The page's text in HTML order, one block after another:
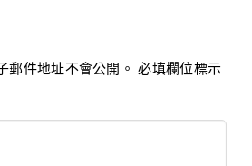
郵件地址不會公開。 必填欄位標示